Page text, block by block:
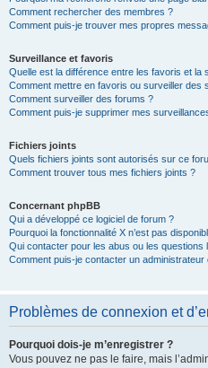
Comment rechercher des membres ?
Comment puis-je trouver mes propres
Surveillance et favoris
Quelle est la différence entre les favoris et la
Comment mettre en favoris ou surveiller des
Comment surveiller des forums ?
Comment puis-je supprimer mes
Fichiers joints
Quels fichiers joints sont autorisés sur ce
Comment trouver tous mes fichiers joints ?
Concernant phpBB
Qui a développé ce logiciel de forum ?
Pourquoi la fonctionnalité X n’est pas
Qui contacter pour les abus ou les questions
Comment puis-je contacter un administrateur
Problèmes de connexion et
Pourquoi dois-je m’enregistrer ?
Vous pouvez ne pas le faire, mais